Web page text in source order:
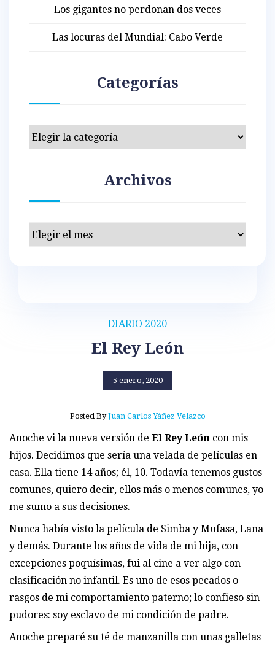
DIARIO 2020
El Rey León
5 enero, 2020
Posted ByJuan Carlos Yáñez Velazco
Anoche vi la nueva versión de El Rey León con mis
hijos. Decidimos que sería una velada de películas en
casa. Ella tiene 14 años; él, 10. Todavía tenemos gustos
comunes, quiero decir, ellos más o menos comunes, yo
me sumo a sus decisiones.
Nunca había visto la película de Simba y Mufasa, Lana
y demás. Durante los años de vida de mi hija, con
excepciones poquísimas, fui al cine a ver algo con
clasificación no infantil. Es uno de esos pecados o
rasgos de mi comportamiento paterno; lo confieso sin
pudores: soy esclavo de mi condición de padre.
Anoche preparé su té de manzanilla con unas galletas
Los gigantes no perdonan dos veces
Las locuras del Mundial: Cabo Verde
Categorías
Categorías
Archivos
Archivos